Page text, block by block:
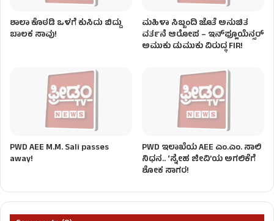
ಶಾಲಾ ಕೊಠಡಿ ಒಳಗೆ ಕುಸಿದು ಬಿದ್ದು
ಬಾಲಕ ಸಾವು!
ಮಹಿಳಾ ಸಿಬ್ಬಂದಿ ಜೊತೆ ಅನುಚಿತ
ವರ್ತನೆ ಆರೋಪ – ಇನ್‌ಫ್ಲೂಯೆನ್ಸರ್
ಅಮುಕು ಡುಮುಕು ವಿರುದ್ಧ FIR!
PWD AEE M.M. Sali passes
away!
PWD ಇಲಾಖೆಯ AEE ಎಂ.ಎಂ. ಸಾಲಿ
ನಿಧನ.. ‘ಸ್ನೇಹ ಜೀವಿ’ಯ ಅಗಲಿಕೆಗೆ
ಶೋಕ ಸಾಗರ!